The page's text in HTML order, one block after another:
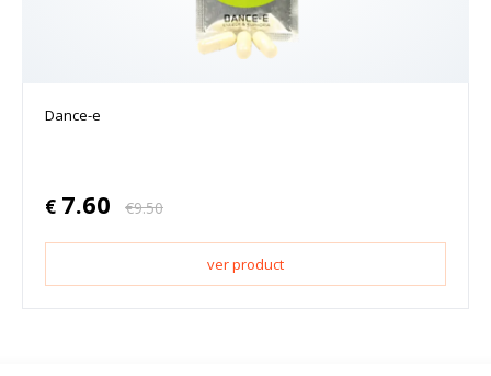
Dance-e
€ 7.60 €9.50
ver product